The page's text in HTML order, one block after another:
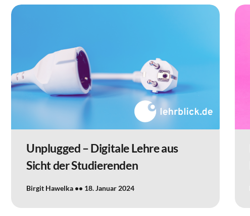
Unplugged – Digitale Lehre aus
Sicht der Studierenden
Birgit Hawelka 18. Januar 2024